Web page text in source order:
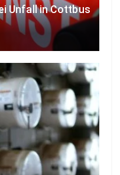
Unfall in Cottbus